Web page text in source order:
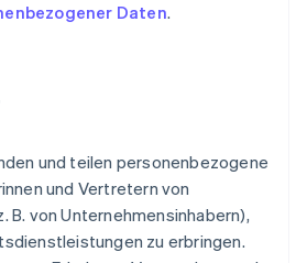
Daten.
und teilen personenbezogene
und Vertretern von
B. von Unternehmensinhabern),
zu erbringen.